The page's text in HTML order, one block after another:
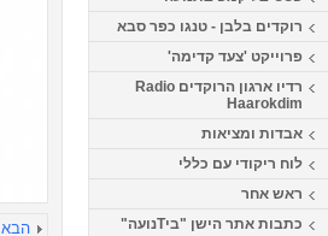
רוקדים בלבן - טנגו כפר סבא
פרוייקט 'צעד קדימה'
רדיו ארגון הרוקדים Radio
Haarokdim
אבדות ומציאות
לוח ריקודי עם כללי
ראש אחר
כתבות אתר הישן "ביTנועה"
הבא